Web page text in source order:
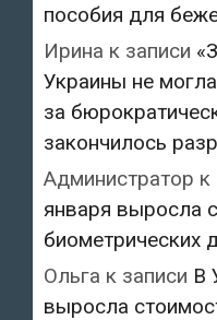
пособия для
Ирина к записи
Украины не
за
закончилось
Администратор к
января выросла
биометрических
Ольга к записи В
выросла